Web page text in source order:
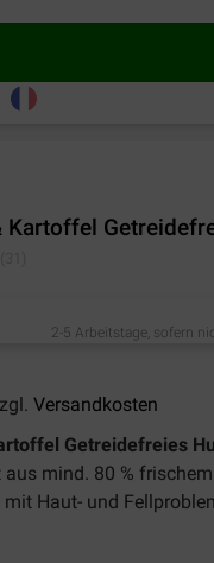
Kartoffel
2-5 Arbeitstage, sofern
Versandkosten
Getreidefreies
mind. 80 %
Haut- und